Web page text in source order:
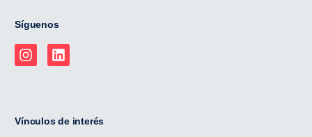
Síguenos
Vínculos de interés